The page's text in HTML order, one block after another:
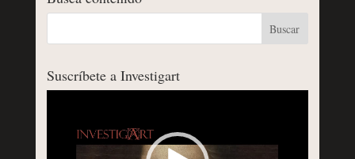
Suscríbete a Investigart